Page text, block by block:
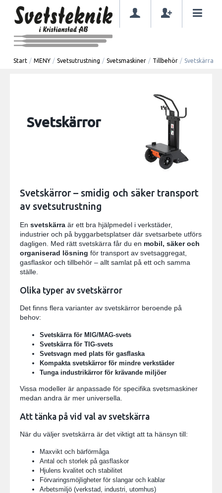
Start / MENY / Svetsutrustning / Svetsmaskiner / Tillbehör / Svetskärra
Svetskärror
Svetskärror – smidig och säker transport
av svetsutrustning
En svetskärra är ett bra hjälpmedel i verkstäder,
industrier och på byggarbetsplatser där svetsarbete utförs
dagligen. Med rätt svetskärra får du en mobil, säker och
organiserad lösning för transport av svetsaggregat,
gasflaskor och tillbehör – allt samlat på ett och samma
ställe.
Olika typer av svetskärror
Det finns flera varianter av svetskärror beroende på
behov:
Svetskärra för MIG/MAG-svets
Svetskärra för TIG-svets
Svetsvagn med plats för gasflaska
Kompakta svetskärror för mindre verkstäder
Tunga industrikärror för krävande miljöer
Vissa modeller är anpassade för specifika svetsmaskiner
medan andra är mer universella.
Att tänka på vid val av svetskärra
När du väljer svetskärra är det viktigt att ta hänsyn till:
Maxvikt och bärförmåga
Antal och storlek på gasflaskor
Hjulens kvalitet och stabilitet
Förvaringsmöjligheter för slangar och kablar
Arbetsmiljö (verkstad, industri, utomhus)